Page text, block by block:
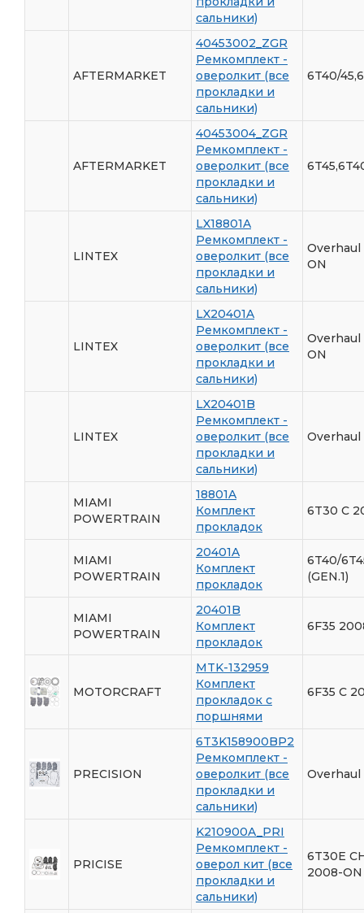
сальники)
AFTERMARKET
40453002_ZGR
Ремкомплект -
оверолкит (все
прокладки и
сальники)
6T40/
AFTERMARKET
40453004_ZGR
Ремкомплект -
оверолкит (все
прокладки и
сальники)
LINTEX
LX18801A
Ремкомплект -
оверолкит (все
прокладки и
сальники)
ON
LINTEX
LX20401A
Ремкомплект -
оверолкит (все
прокладки и
сальники)
Overhaul
ON
LINTEX
LX20401B
Ремкомплект -
оверолкит (все
прокладки и
сальники)
Overhaul
MIAMI
POWERTRAIN
18801A
Комплект
прокладок
6T30 С
MIAMI
POWERTRAIN
20401A
Комплект
прокладок
6T40/
(GEN.1)
MIAMI
POWERTRAIN
20401B
Комплект
прокладок
6F35
MOTORCRAFT
MTK-132959
Комплект
прокладок с
поршнями
6F35 С
PRECISION
6T3K158900BP2
Ремкомплект -
оверолкит (все
прокладки и
сальники)
Overhaul
PRICISE
K210900A_PRI
Ремкомплект -
оверол кит (все
прокладки и
сальники)
6T30E
2008-ON